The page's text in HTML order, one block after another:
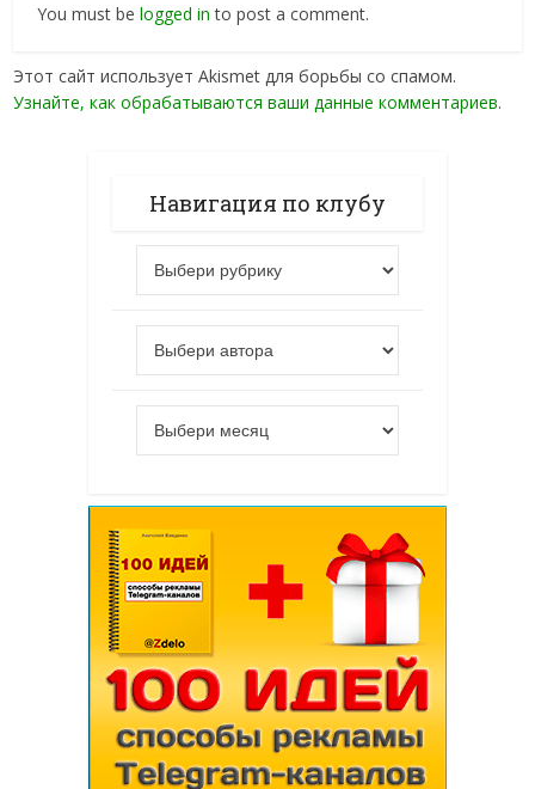
You must belogged in to post a comment.
Этот сайт использует Akismet для борьбы со спамом.
Узнайте, как обрабатываются ваши данные комментариев.
Навигация по клубу